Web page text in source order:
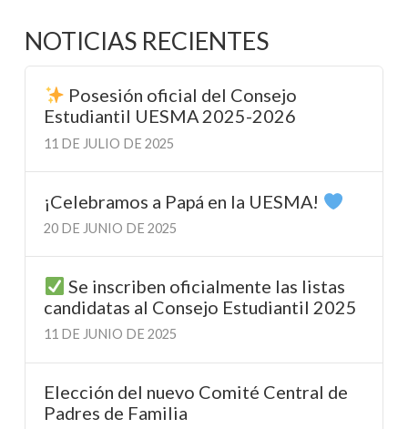
NOTICIAS RECIENTES
Posesión oficial del Consejo
Estudiantil UESMA 2025-2026
11 DE JULIO DE 2025
¡Celebramos a Papá en la UESMA!
20 DE JUNIO DE 2025
Se inscriben oficialmente las listas
candidatas al Consejo Estudiantil 2025
11 DE JUNIO DE 2025
Elección del nuevo Comité Central de
Padres de Familia